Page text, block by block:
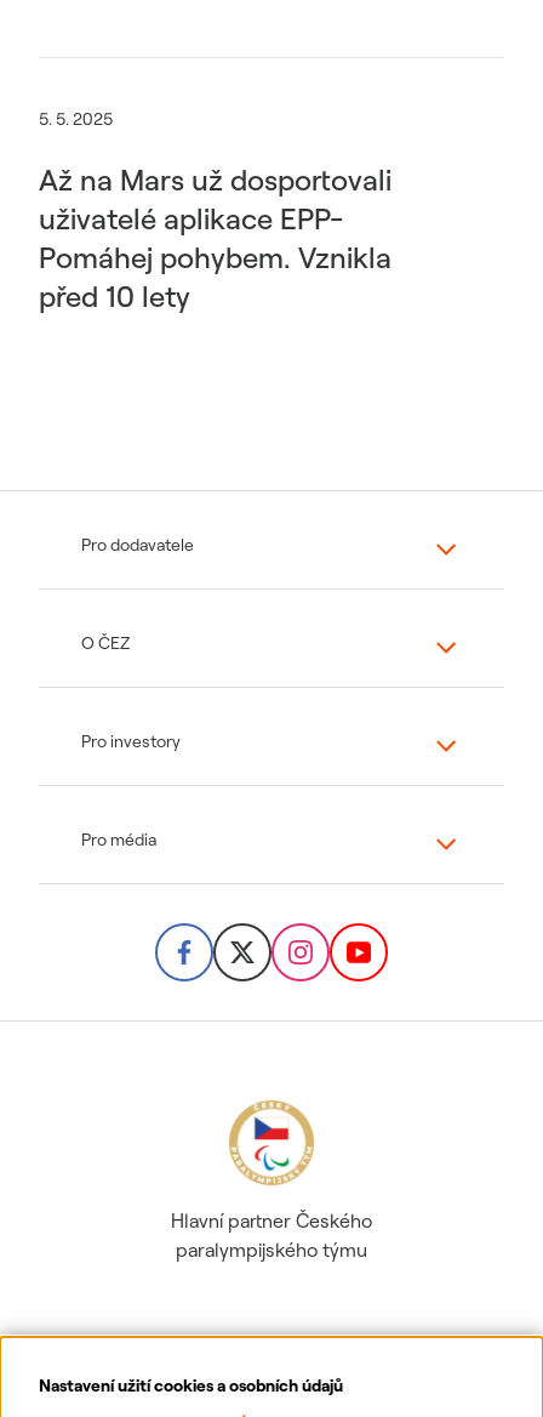
Nastavení užití cookies a osobních údajů
5. 5. 2025
Až na Mars už dosportovali
uživatelé aplikace EPP-
Pomáhej pohybem. Vznikla
před 10 lety
Pro dodavatele
O ČEZ
Pro investory
Pro média
Hlavní partner Českého
paralympijského týmu
Ochrana osobních údajů